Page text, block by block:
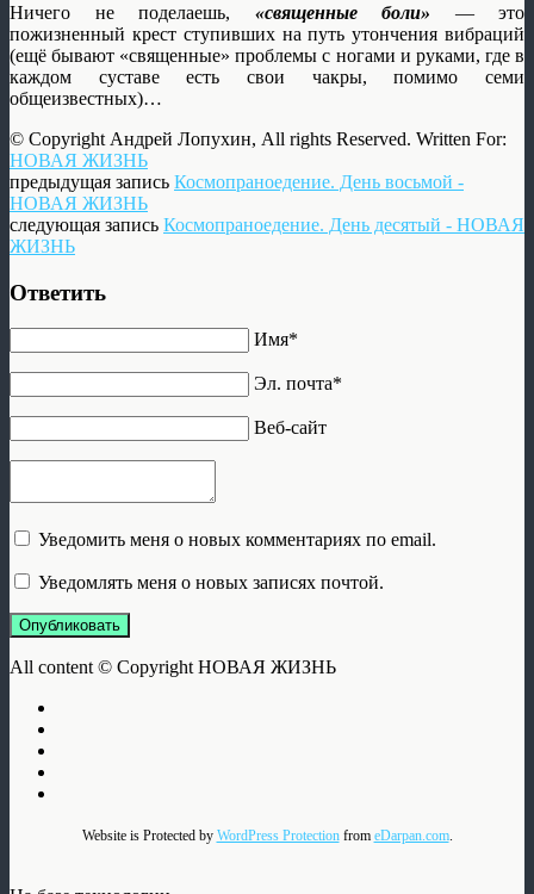
Ничего не поделаешь, «священные боли» — это
пожизненный крест ступивших на путь утончения вибраций
(ещё бывают «священные» проблемы с ногами и руками, где в
каждом суставе есть свои чакры, помимо семи
общеизвестных)…
© Copyright Андрей Лопухин, All rights Reserved. Written For:
НОВАЯ ЖИЗНЬ
предыдущая запись Космопраноедение. День восьмой -
НОВАЯ ЖИЗНЬ
следующая запись Космопраноедение. День десятый - НОВАЯ
ЖИЗНЬ
Ответить
Имя*
Эл. почта*
Веб-сайт
Уведомить меня о новых комментариях по email.
Уведомлять меня о новых записях почтой.
Опубликовать
All content © Copyright НОВАЯ ЖИЗНЬ
Website is Protected by WordPress Protectionfrom eDarpan.com.